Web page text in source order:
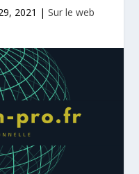
2021 | Sur le web